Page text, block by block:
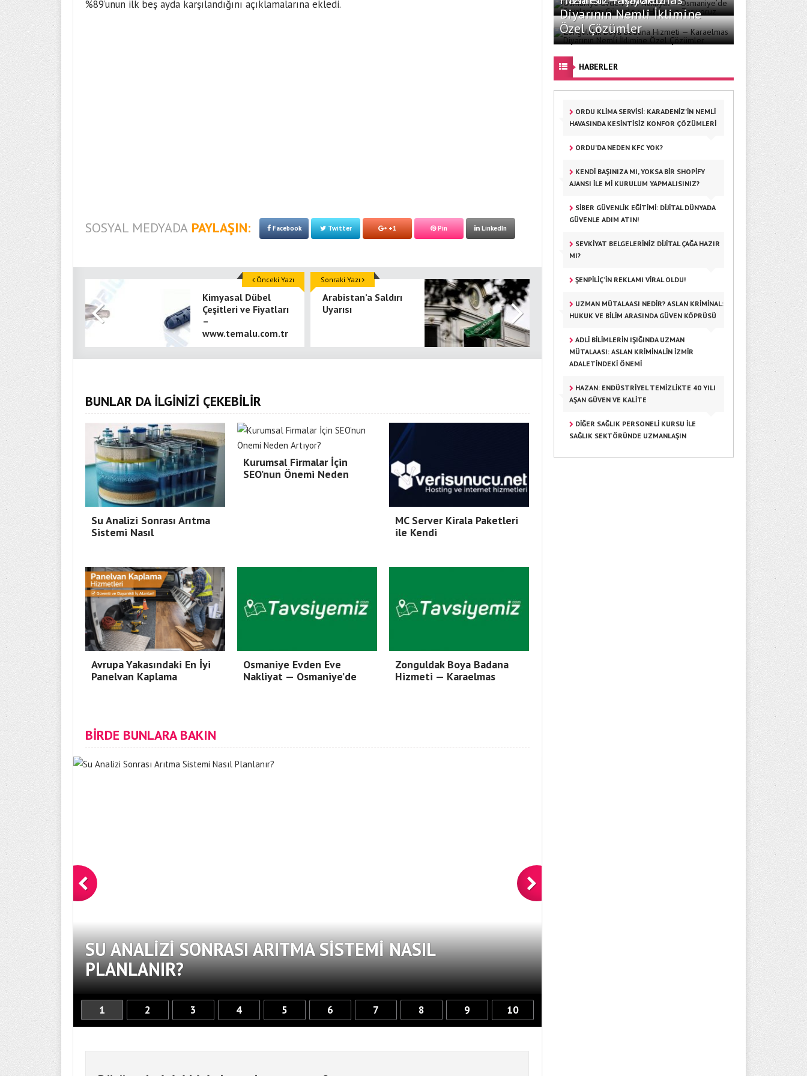
%89’unun ilk beş ayda karşılandığını açıklamalarına ekledi.
SOSYAL MEDYADA PAYLAŞIN: Facebook Twitter +1 Pin LinkedIn
Kimyasal Dübel
Çeşitleri ve Fiyatları
–
www.temalu.com.tr
Önceki Yazı
Arabistan’a Saldırı
Uyarısı
Sonraki Yazı
BUNLAR DA İLGİNİZİ ÇEKEBİLİR
Su Analizi Sonrası Arıtma
Sistemi Nasıl
Kurumsal Firmalar İçin
SEO’nun Önemi Neden
MC Server Kirala Paketleri
ile Kendi
Avrupa Yakasındaki En İyi
Panelvan Kaplama
Osmaniye Evden Eve
Nakliyat — Osmaniye’de
Zonguldak Boya Badana
Hizmeti — Karaelmas
BİRDE BUNLARA BAKIN
SU ANALIZI SONRASI ARITMA SISTEMI NASIL
PLANLANIR?
KURUMSAL FIRMALAR İÇIN
1 2 3 4 5 6 7 8 9 10
Diyarının Nemli İklimine
Özel Çözümler
HABERLER
ORDU KLIMA SERVISI: KARADENIZ’IN NEMLI
HAVASINDA KESINTISIZ KONFOR ÇÖZÜMLERI
ORDU’DA NEDEN KFC YOK?
KENDI BAŞINIZA MI, YOKSA BIR SHOPIFY
AJANSI ILE MI KURULUM YAPMALISINIZ?
SIBER GÜVENLIK EĞITIMI: DIJITAL DÜNYADA
GÜVENLE ADIM ATIN!
SEVKIYAT BELGELERINIZ DIJITAL ÇAĞA HAZIR
MI?
ŞENPILIÇ’IN REKLAMI VIRAL OLDU!
UZMAN MÜTALAASI NEDIR? ASLAN KRIMINAL:
HUKUK VE BILIM ARASINDA GÜVEN KÖPRÜSÜ
ADLI BILIMLERIN IŞIĞINDA UZMAN
MÜTALAASI: ASLAN KRIMINALIN İZMIR
ADALETINDEKI ÖNEMI
HAZAN: ENDÜSTRIYEL TEMIZLIKTE 40 YILI
AŞAN GÜVEN VE KALITE
DIĞER SAĞLIK PERSONELI KURSU ILE
SAĞLIK SEKTÖRÜNDE UZMANLAŞIN